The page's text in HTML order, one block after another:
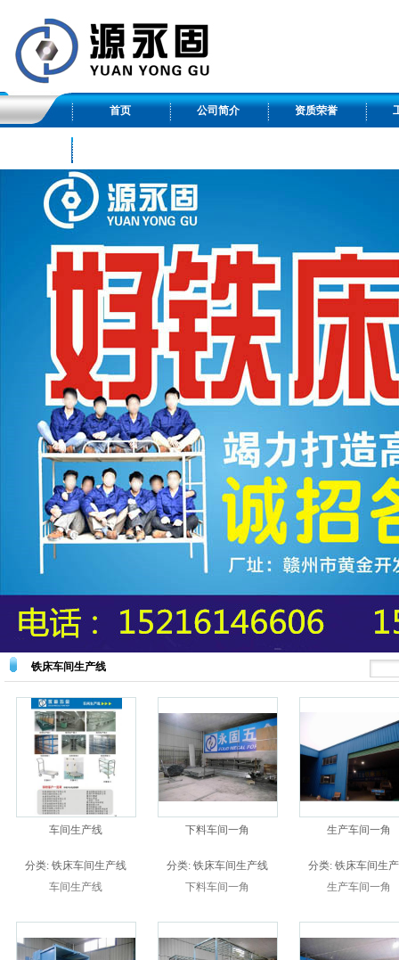
首页 公司简介 资质荣誉
铁床车间生产线
车间生产线
分类: 铁床车间生产线
车间生产线
下料车间一角
分类: 铁床车间生产线
下料车间一角
生产车间一角
分类: 铁床车间生
生产车间一角